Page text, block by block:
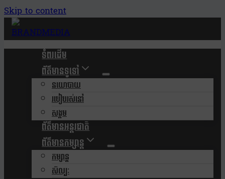
Skip to content
ទំពរដើម
ព័ត៌មានទូទៅ
នយោបាយ
របៀបរស់នៅ
សង្គម
ព័ត៌មានអន្តរជាតិ
ព័ត៌មានកម្សាន្ត
កម្សាន្ត
សិល្បៈ